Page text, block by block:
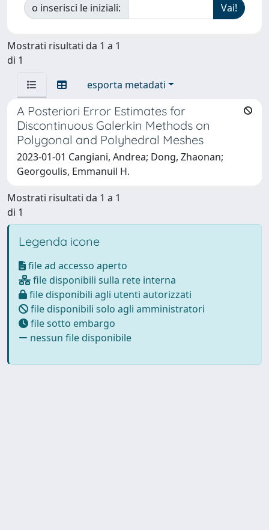
o inserisci le iniziali:
Mostrati risultati da 1 a 1
di 1
esporta metadati
A Posteriori Error Estimates for
Discontinuous Galerkin Methods on
Polygonal and Polyhedral Meshes
2023-01-01 Cangiani, Andrea; Dong, Zhaonan;
Georgoulis, Emmanuil H.
Mostrati risultati da 1 a 1
di 1
Legenda icone
file ad accesso aperto
file disponibili sulla rete interna
file disponibili agli utenti autorizzati
file disponibili solo agli amministratori
file sotto embargo
nessun file disponibile